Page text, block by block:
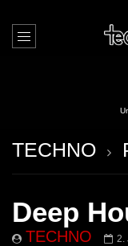
TECHNO
Deep
TECHNO 2.